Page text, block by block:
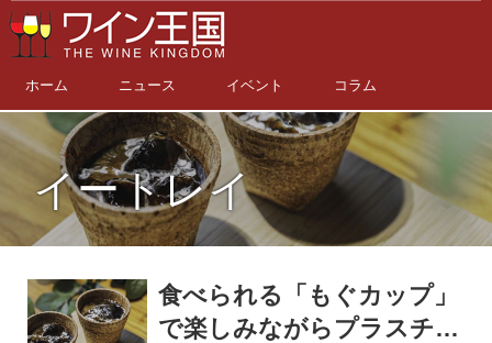
ホーム ニュース イベント コラム
イートレイ
食べられる「もぐカップ」
で楽しみながらプラスチッ